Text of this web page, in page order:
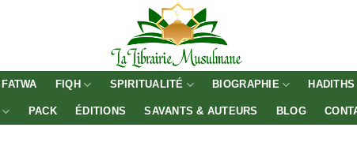
FATWA FIQH SPIRITUALITÉ BIOGRAPHIE HADITHS
PACK ÉDITIONS SAVANTS & AUTEURS BLOG